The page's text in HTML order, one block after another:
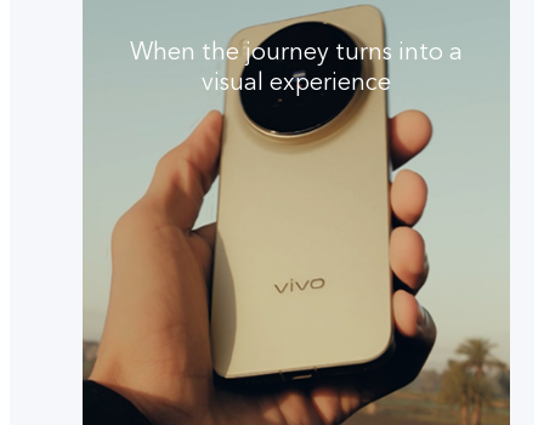
When the journey turns into a
visual experience